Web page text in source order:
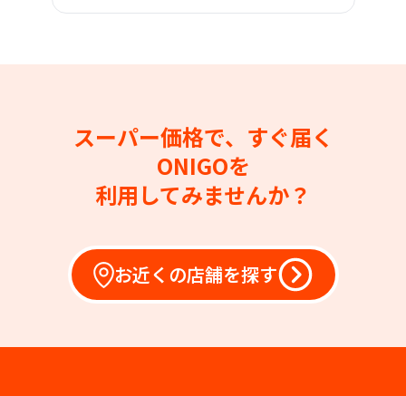
スーパー価格で、すぐ届く
ONIGOを
利用してみませんか？
お近くの店舗を探す